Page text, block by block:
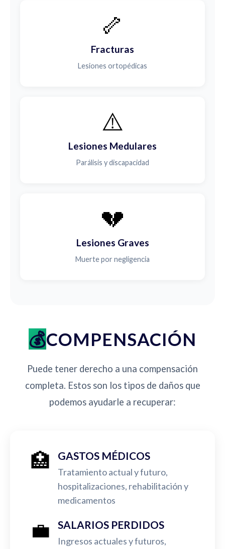
🦴
Fracturas
Lesiones ortopédicas
⚠️
Lesiones Medulares
Parálisis y discapacidad
💔
Lesiones Graves
Muerte por negligencia
COMPENSACIÓN
Puede tener derecho a una compensación
completa. Estos son los tipos de daños que
podemos ayudarle a recuperar:
🏥 GASTOS MÉDICOS
Tratamiento actual y futuro,
hospitalizaciones, rehabilitación y
medicamentos
💼 SALARIOS PERDIDOS
Ingresos actuales y futuros,